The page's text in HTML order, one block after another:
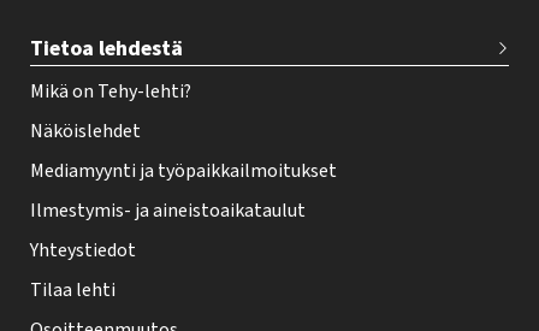
Tietoa lehdestä
Mikä on Tehy-lehti?
Näköislehdet
Mediamyynti ja työpaikkailmoitukset
Ilmestymis- ja aineistoaikataulut
Yhteystiedot
Tilaa lehti